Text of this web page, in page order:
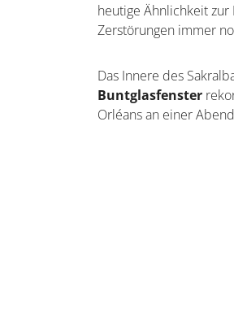
heutige Ähnlichkeit
Zerstörungen immer
Das Innere des
Buntglasfenster
Orléans an einer